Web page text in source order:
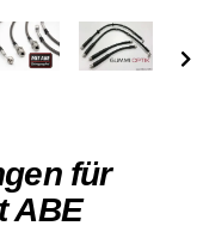
für
ABE